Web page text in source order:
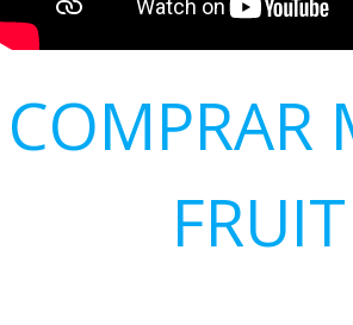
COMPRAR
FRUIT